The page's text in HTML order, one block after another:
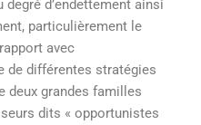
d’endettement ainsi
particulièrement le
avec
de différentes stratégies
deux grandes familles
dits « opportunistes